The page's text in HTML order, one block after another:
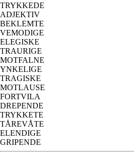
TRYKKEDE
ADJEKTIV
BEKLEMTE
VEMODIGE
ELEGISKE
TRAURIGE
MOTFALNE
YNKELIGE
TRAGISKE
MOTLAUSE
FORTVILA
DREPENDE
TRYKKETE
TÅREVÅTE
ELENDIGE
GRIPENDE